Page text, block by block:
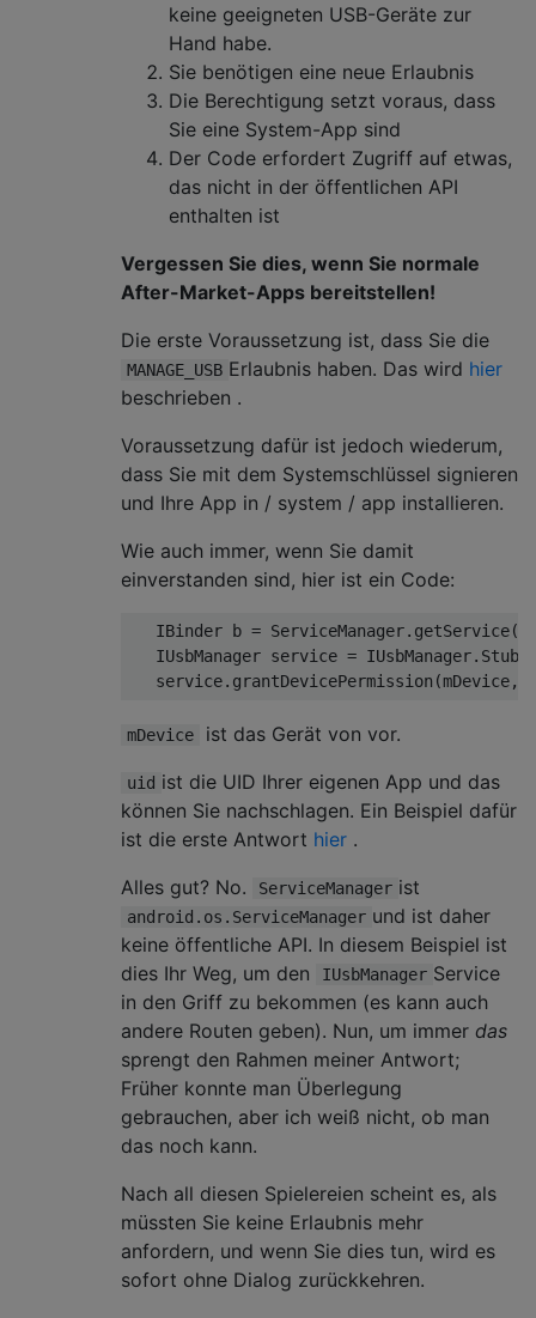
keine geeigneten USB-Geräte zur
Hand habe.
Sie benötigen eine neue Erlaubnis
Die Berechtigung setzt voraus, dass
Sie eine System-App sind
Der Code erfordert Zugriff auf etwas,
das nicht in der öffentlichen API
enthalten ist
Vergessen Sie dies, wenn Sie normale
After-Market-Apps bereitstellen!
Die erste Voraussetzung ist, dass Sie die
MANAGE_USB Erlaubnis haben. Das wird hier
beschrieben .
Voraussetzung dafür ist jedoch wiederum,
dass Sie mit dem Systemschlüssel signieren
und Ihre App in / system / app installieren.
Wie auch immer, wenn Sie damit
einverstanden sind, hier ist ein Code:
IBinder b =
IUsbManager service =
mDevice ist das Gerät von vor.
uid ist die UID Ihrer eigenen App und das
können Sie nachschlagen. Ein Beispiel dafür
ist die erste Antwort hier .
Alles gut? No.
ServiceManager ist
android.os.ServiceManager und ist daher
keine öffentliche API. In diesem Beispiel ist
dies Ihr Weg, um den
IUsbManager Service
in den Griff zu bekommen (es kann auch
andere Routen geben). Nun, um immer das
sprengt den Rahmen meiner Antwort;
Früher konnte man Überlegung
gebrauchen, aber ich weiß nicht, ob man
das noch kann.
Nach all diesen Spielereien scheint es, als
müssten Sie keine Erlaubnis mehr
anfordern, und wenn Sie dies tun, wird es
sofort ohne Dialog zurückkehren.